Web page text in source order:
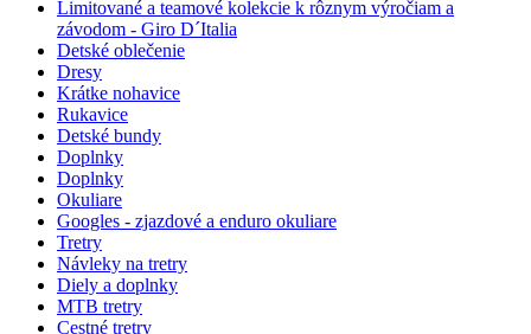
Limitované a teamové kolekcie k rôznym výročiam a
závodom - Giro D´Italia
Detské oblečenie
Dresy
Krátke nohavice
Rukavice
Detské bundy
Doplnky
Doplnky
Okuliare
Googles - zjazdové a enduro okuliare
Tretry
Návleky na tretry
Diely a doplnky
MTB tretry
Cestné tretry